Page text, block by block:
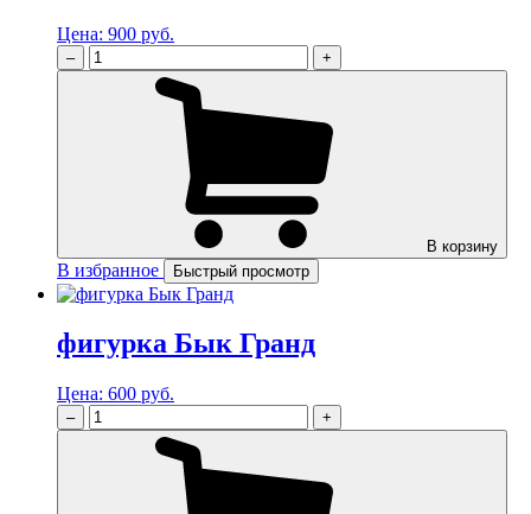
Цена: 900 руб.
– +
В корзину
В избранное Быстрый просмотр
фигурка Бык Гранд
Цена: 600 руб.
– +